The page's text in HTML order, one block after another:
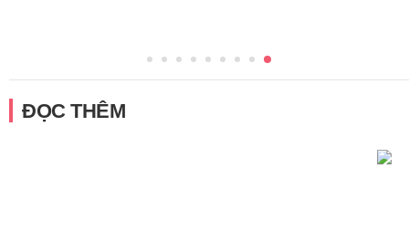
ĐỌC THÊM